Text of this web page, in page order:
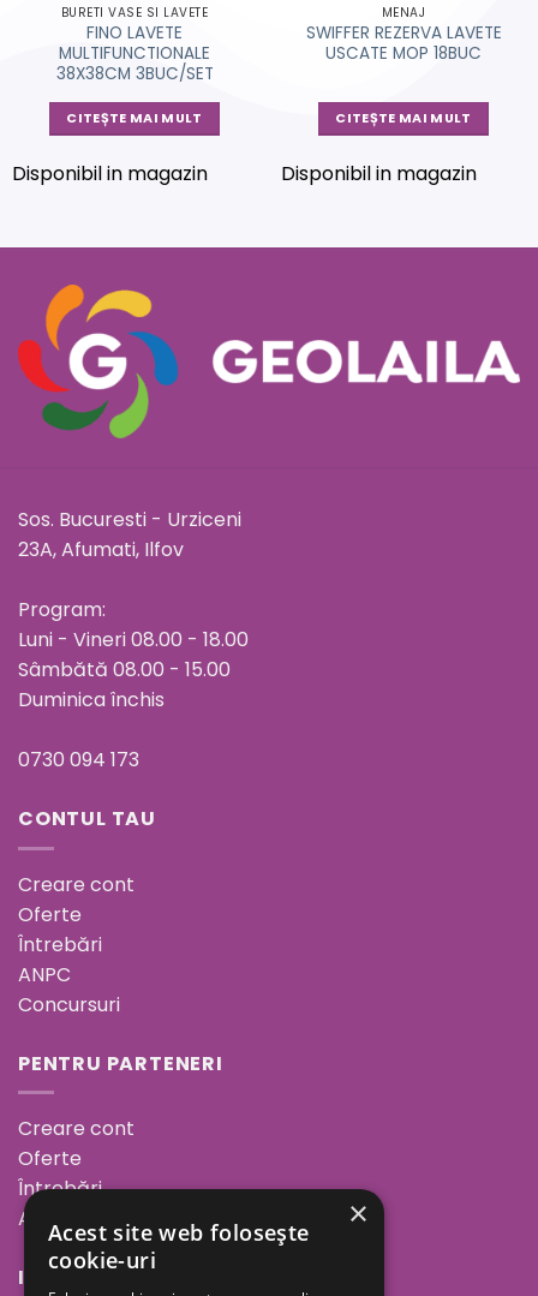
BURETI VASE SI LAVETE
FINO LAVETE
MULTIFUNCTIONALE
38X38CM 3BUC/SET
CITEȘTE MAI MULT
Disponibil in magazin
MENAJ
SWIFFER REZERVA LAVETE
USCATE MOP 18BUC
CITEȘTE MAI MULT
Disponibil in magazin
Sos. Bucuresti - Urziceni
23A, Afumati, Ilfov
Program:
Luni - Vineri 08.00 - 18.00
Sâmbătă 08.00 - 15.00
Duminica închis
0730 094 173
CONTUL TAU
Creare cont
Oferte
Întrebări
ANPC
Concursuri
PENTRU PARTENERI
Creare cont
Oferte
Întrebări
ANPC
INFORMAȚII
×
Acest site web folosește
cookie-uri